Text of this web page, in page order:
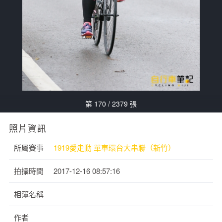
第 170 / 2379 張
照片資訊
所屬賽事 1919愛走動 單車環台大串聯（新竹）
拍攝時間 2017-12-16 08:57:16
相簿名稱
作者